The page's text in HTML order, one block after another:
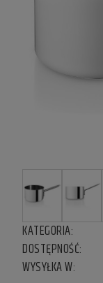
KATEGORIA:
DOSTĘPNOŚĆ:
WYSYŁKA W: